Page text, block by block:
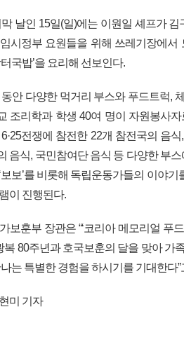
막 날인 15일(일)에는 이원일 셰프가
시정부 요원들을 위해 쓰레기장에
국밥’을 요리해 선보인다.
안 다양한 먹거리 부스와 푸드트럭,
조리학과 학생 40여 명이 자원봉사
전쟁에 참전한 22개 참전국의 음
음식, 국민참여단 음식 등 다양한 부
보보’를 비롯해 독립운동가들의 이야
이 진행된다.
보훈부 장관은 “‘코리아 메모리얼 푸
복 80주년과 호국보훈의 달을 맞아 가
나는 특별한 경험을 하시기를 기대한다”
미 기자